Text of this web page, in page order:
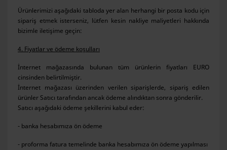
Ürünlerimizi aşağıdaki tabloda yer alan herhangi bir posta kodu için
sipariş etmek isterseniz, lütfen kesin nakliye maliyetleri hakkında
bizimle iletişime geçin:
4. Fiyatlar ve ödeme koşulları
İnternet mağazasında bulunan tüm ürünlerin fiyatları EURO
cinsinden belirtilmiştir.
İnternet mağazası üzerinden verilen siparişlerde, sipariş edilen
ürünler Satıcı tarafından ancak ödeme alındıktan sonra gönderilir.
Satıcı aşağıdaki ödeme şekillerini kabul eder:
- banka hesabımıza ön ödeme
- proforma fatura temelinde banka hesabımıza ön ödeme yapılması